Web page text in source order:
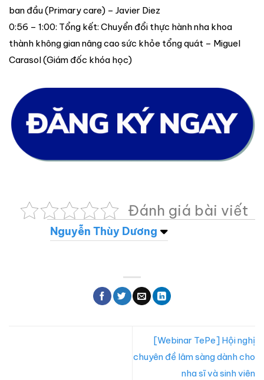
ban đầu (Primary care) – Javier Diez
0:56 – 1:00: Tổng kết: Chuyển đổi thực hành nha khoa
thành không gian nâng cao sức khỏe tổng quát – Miguel
Carasol (Giám đốc khóa học)
Đánh giá bài viết
Nguyễn Thùy Dương
[Webinar TePe] Hội nghị
chuyên đề lâm sàng dành cho
nha sĩ và sinh viên